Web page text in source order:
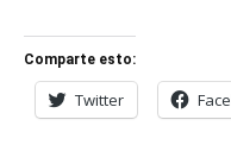
Comparte esto:
Twitter